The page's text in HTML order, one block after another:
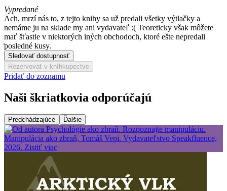
Vypredané
Ach, mrzí nás to, z tejto knihy sa už predali všetky výtlačky a
nemáme ju na sklade my ani vydavateľ :( Teoreticky však môžete
mať šťastie v niektorých iných obchodoch, ktoré ešte nepredali
posledné kusy.
Sledovať dostupnosť
Rezervovať v kníhkupectve
Pridať do zoznamu
Naši škriatkovia odporúčajú
Predchádzajúce Ďalšie